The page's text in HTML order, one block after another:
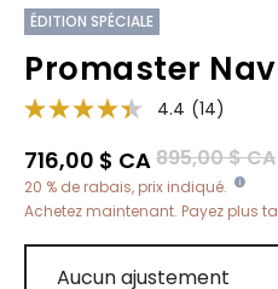
ÉDITION SPÉCIALE
Promaster
4.4 (14)
Prix réduit de
895,00 $ CAà
716,00 $ CA
20 % de rabais, prix indiqué.
Achetez maintenant. Payez plus